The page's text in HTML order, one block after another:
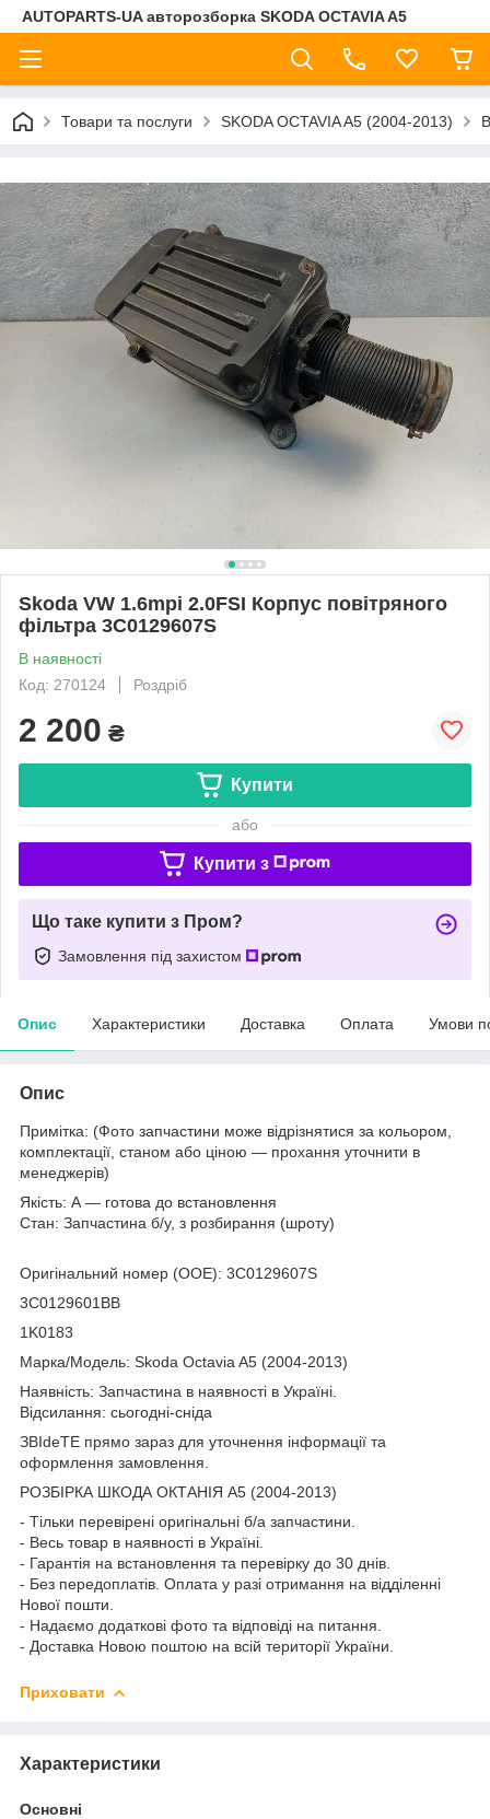
AUTOPARTS-UA авторозборка SKODA OCTAVIA A5
Товари та послуги SKODA OCTAVIA A5 (2004-2013)
Skoda VW 1.6mpi 2.0FSI Корпус повітряного
фільтра 3C0129607S
В наявності
Код: 270124
Роздріб
2 200 ₴
Купити
або
Купити з
Що таке купити з Пром?
Замовлення під захистом
Опис Характеристики Доставка Оплата Умови
Опис
Примітка: (Фото запчастини може відрізнятися за кольором,
комплектації, станом або ціною — прохання уточнити в
менеджерів)
Якість: А — готова до встановлення
Стан: Запчастина б/у, з розбирання (шроту)
Оригінальний номер (ООЕ): 3C0129607S
3C0129601BB
1K0183
Марка/Модель: Skoda Octavia A5 (2004-2013)
Наявність: Запчастина в наявності в Україні.
Відсилання: сьогодні-сніда
ЗВІdeТЕ прямо зараз для уточнення інформації та
оформлення замовлення.
РОЗБІРКА ШКОДА ОКТАНІЯ A5 (2004-2013)
- Тільки перевірені оригінальні б/а запчастини.
- Весь товар в наявності в Україні.
- Гарантія на встановлення та перевірку до 30 днів.
- Без передоплатів. Оплата у разі отримання на відділенні
Нової пошти.
- Надаємо додаткові фото та відповіді на питання.
- Доставка Новою поштою на всій території України.
Приховати
Характеристики
Основні